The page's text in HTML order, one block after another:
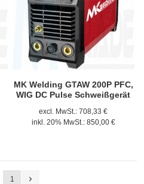
MK Welding GTAW 200P PFC,
WIG DC Pulse Schweißgerät
excl. MwSt.: 708,33 €
inkl. 20% MwSt.: 850,00 €
1